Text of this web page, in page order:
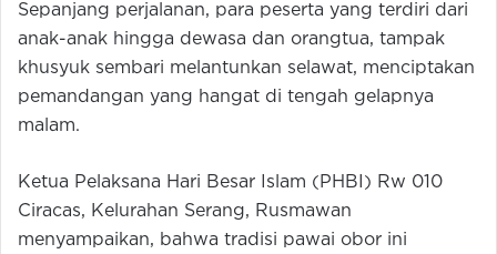
Sepanjang perjalanan, para peserta yang terdiri dari
anak-anak hingga dewasa dan orangtua, tampak
khusyuk sembari melantunkan selawat, menciptakan
pemandangan yang hangat di tengah gelapnya
malam.
Ketua Pelaksana Hari Besar Islam (PHBI) Rw 010
Ciracas, Kelurahan Serang, Rusmawan
menyampaikan, bahwa tradisi pawai obor ini